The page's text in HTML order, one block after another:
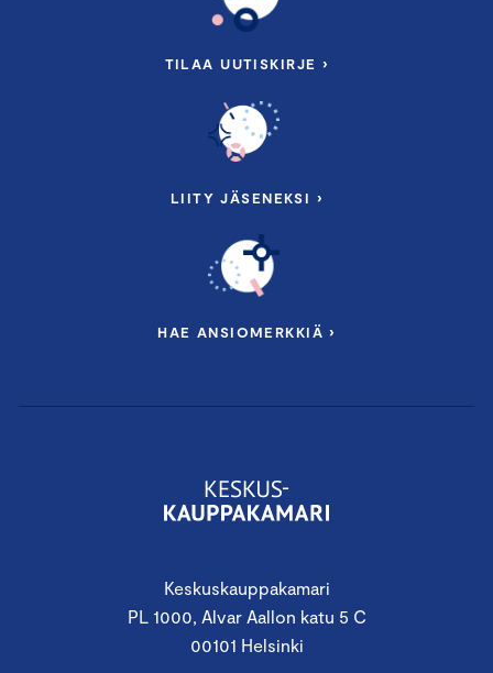
Keskuskauppakamari
PL 1000, Alvar Aallon katu 5 C
00101 Helsinki
TILAA UUTISKIRJE ›
LIITY JÄSENEKSI ›
HAE ANSIOMERKKIÄ ›